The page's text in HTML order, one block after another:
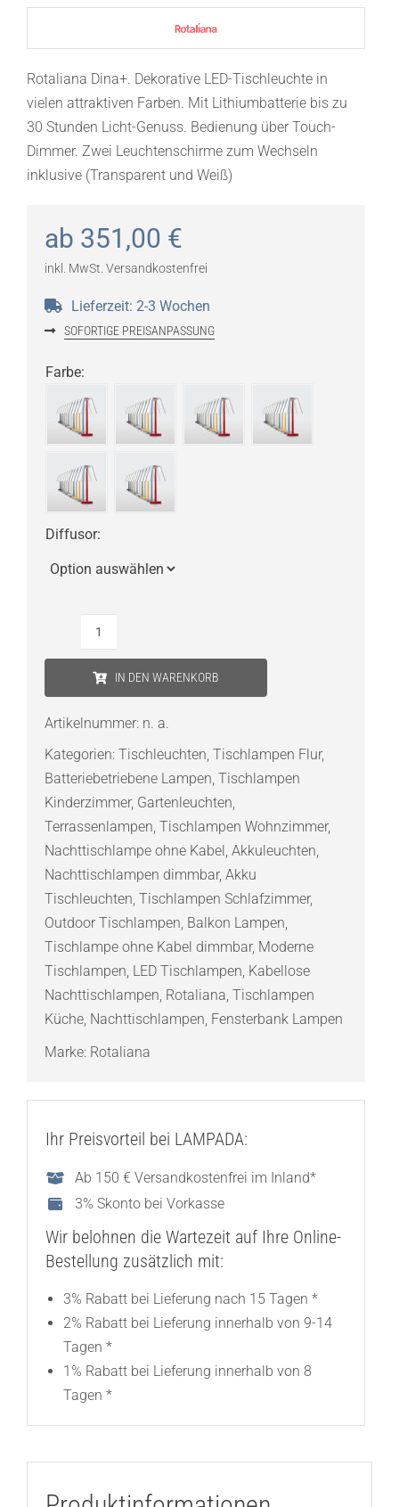
Rotaliana Dina+. Dekorative LED-Tischleuchte in
vielen attraktiven Farben. Mit Lithiumbatterie bis zu
30 Stunden Licht-Genuss. Bedienung über Touch-
Dimmer. Zwei Leuchtenschirme zum Wechseln
inklusive (Transparent und Weiß)
ab 351,00 €
inkl. MwSt. Versandkostenfrei
Lieferzeit: 2-3 Wochen
SOFORTIGE PREISANPASSUNG
Farbe:
Diffusor:
Menge
IN DEN WARENKORB
Artikelnummer: n. a.
Kategorien: Tischleuchten, Tischlampen Flur,
Batteriebetriebene Lampen, Tischlampen
Kinderzimmer, Gartenleuchten,
Terrassenlampen, Tischlampen Wohnzimmer,
Nachttischlampe ohne Kabel, Akkuleuchten,
Nachttischlampen dimmbar, Akku
Tischleuchten, Tischlampen Schlafzimmer,
Outdoor Tischlampen, Balkon Lampen,
Tischlampe ohne Kabel dimmbar, Moderne
Tischlampen, LED Tischlampen, Kabellose
Nachttischlampen, Rotaliana, Tischlampen
Küche, Nachttischlampen, Fensterbank Lampen
Marke: Rotaliana
Ihr Preisvorteil bei LAMPADA:
Ab 150 € Versandkostenfrei im Inland*
3% Skonto bei Vorkasse
Wir belohnen die Wartezeit auf Ihre Online-
Bestellung zusätzlich mit:
3% Rabatt bei Lieferung nach 15 Tagen *
2% Rabatt bei Lieferung innerhalb von 9-14
Tagen *
1% Rabatt bei Lieferung innerhalb von 8
Tagen *